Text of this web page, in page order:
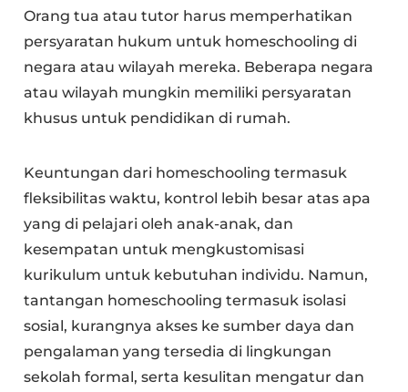
Orang tua atau tutor harus memperhatikan
persyaratan hukum untuk homeschooling di
negara atau wilayah mereka. Beberapa negara
atau wilayah mungkin memiliki persyaratan
khusus untuk pendidikan di rumah.
Keuntungan dari homeschooling termasuk
fleksibilitas waktu, kontrol lebih besar atas apa
yang di pelajari oleh anak-anak, dan
kesempatan untuk mengkustomisasi
kurikulum untuk kebutuhan individu. Namun,
tantangan homeschooling termasuk isolasi
sosial, kurangnya akses ke sumber daya dan
pengalaman yang tersedia di lingkungan
sekolah formal, serta kesulitan mengatur dan